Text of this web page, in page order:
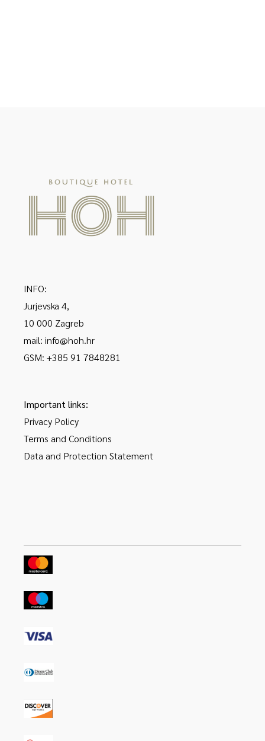
INFO:
Jurjevska 4,
10 000 Zagreb
mail: info@hoh.hr
GSM: +385 91 7848281
Important links:
Privacy Policy
Terms and Conditions
Data and Protection Statement